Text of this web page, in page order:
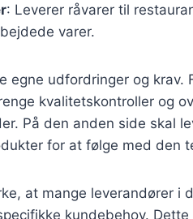
: Leverer råvarer til
varer.
egne udfordringer og krav.
kvalitetskontroller og
På den anden side skal
for at følge med den
at mange leverandører i
kundebehov.